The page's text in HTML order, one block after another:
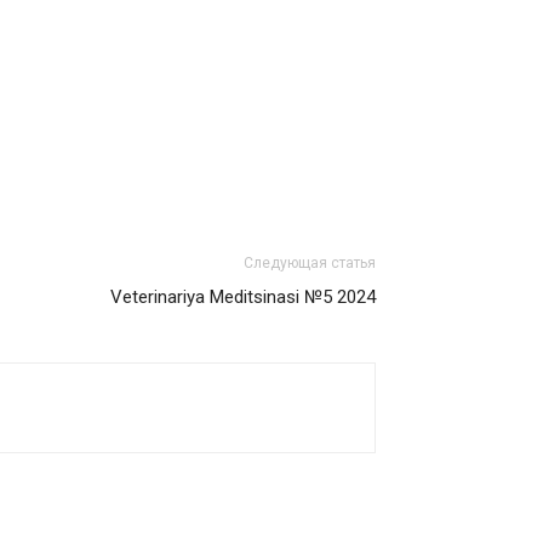
Следующая статья
Veterinariya Meditsinasi №5 2024